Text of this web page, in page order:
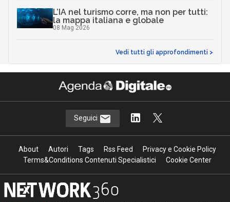
L’IA nel turismo corre, ma non per tutti:
la mappa italiana e globale
08 Mag 2026
Vedi tutti gli approfondimenti >
Seguici
About Autori Tags Rss Feed
Privacy e Cookie Policy
Terms&Conditions Contenuti Specialistici
Cookie Center